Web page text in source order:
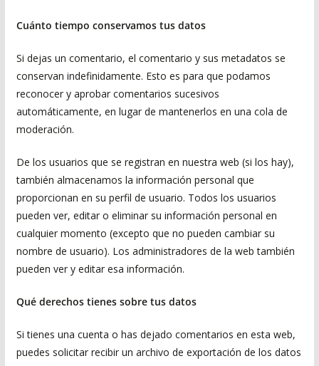
Cuánto tiempo conservamos tus datos
Si dejas un comentario, el comentario y sus metadatos se
conservan indefinidamente. Esto es para que podamos
reconocer y aprobar comentarios sucesivos
automáticamente, en lugar de mantenerlos en una cola de
moderación.
De los usuarios que se registran en nuestra web (si los hay),
también almacenamos la información personal que
proporcionan en su perfil de usuario. Todos los usuarios
pueden ver, editar o eliminar su información personal en
cualquier momento (excepto que no pueden cambiar su
nombre de usuario). Los administradores de la web también
pueden ver y editar esa información.
Qué derechos tienes sobre tus datos
Si tienes una cuenta o has dejado comentarios en esta web,
puedes solicitar recibir un archivo de exportación de los datos